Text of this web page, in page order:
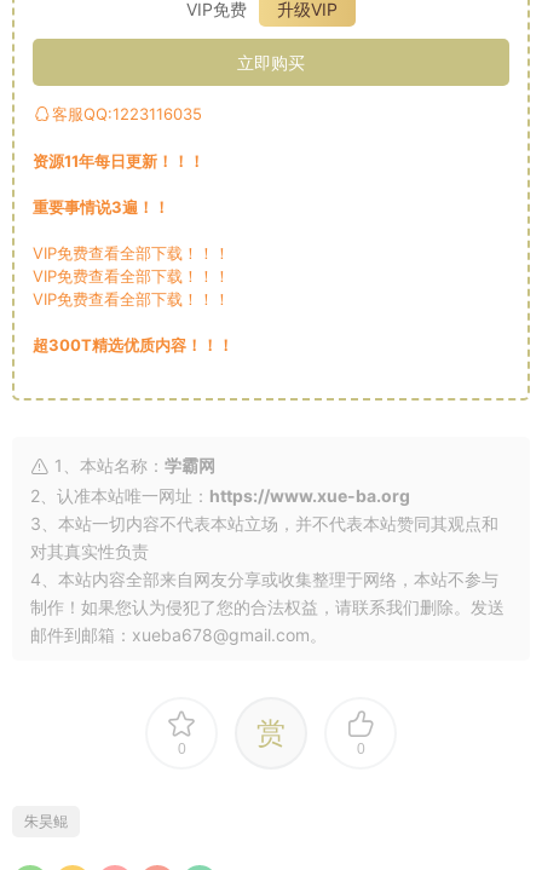
VIP免费 升级VIP
立即购买
客服QQ:1223116035
资源11年每日更新！！！
重要事情说3遍！！
VIP免费查看全部下载！！！
VIP免费查看全部下载！！！
VIP免费查看全部下载！！！
超300T精选优质内容！！！
1、本站名称： 学霸网
2、认准本站唯一网址： https://www.xue-ba.org
3、本站一切内容不代表本站立场，并不代表本站赞同其观点和
对其真实性负责
4、本站内容全部来自网友分享或收集整理于网络，本站不参与
制作！如果您认为侵犯了您的合法权益，请联系我们删除。发送
邮件到邮箱：xueba678@gmail.com。
0 赏 0
朱昊鲲